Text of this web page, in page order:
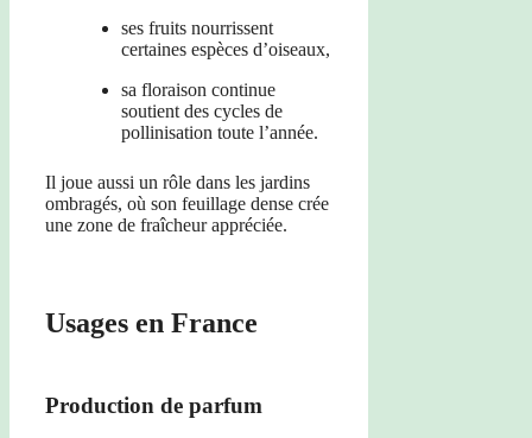
ses fruits nourrissent
certaines espèces d’oiseaux,
sa floraison continue
soutient des cycles de
pollinisation toute l’année.
Il joue aussi un rôle dans les jardins
ombragés, où son feuillage dense crée
une zone de fraîcheur appréciée.
Usages en France
Production de parfum